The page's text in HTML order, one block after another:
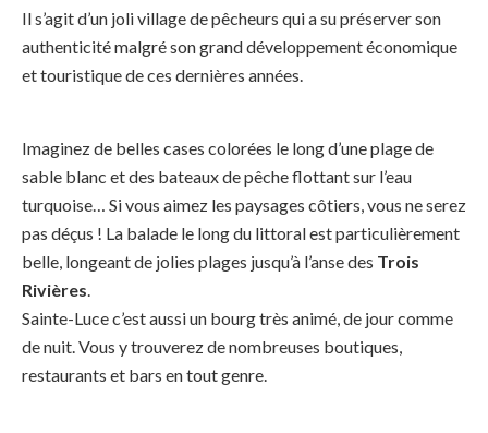
Il s’agit d’un joli village de pêcheurs qui a su préserver son
authenticité malgré son grand développement économique
et touristique de ces dernières années.
Imaginez de belles cases colorées le long d’une plage de
sable blanc et des bateaux de pêche flottant sur l’eau
turquoise… Si vous aimez les paysages côtiers, vous ne serez
pas déçus ! La balade le long du littoral est particulièrement
belle, longeant de jolies plages jusqu’à l’anse des Trois
Rivières.
Sainte-Luce c’est aussi un bourg très animé, de jour comme
de nuit. Vous y trouverez de nombreuses boutiques,
restaurants et bars en tout genre.